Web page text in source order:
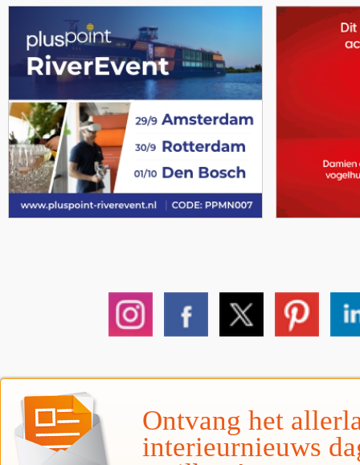
Ontvang het
interieurnieuws